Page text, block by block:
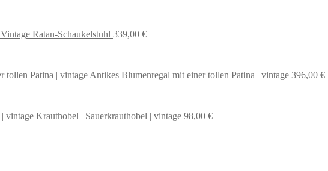
Vintage Ratan-Schaukelstuhl 339,00 €
Antikes Blumenregal mit einer tollen Patina | vintage 396,00 €
Krauthobel | Sauerkrauthobel | vintage 98,00 €